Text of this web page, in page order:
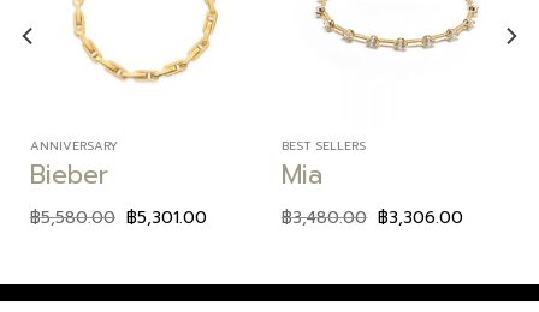
wishlist
ANNIVERSARY
Bieber
฿5,580.00 ฿5,301.00
wishlist
BEST SELLERS
Mia
฿3,480.00 ฿3,306.00